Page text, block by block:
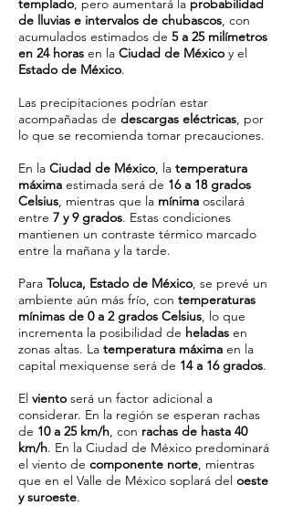
templado, pero aumentará la probabilidad
de lluvias e intervalos de chubascos, con
acumulados estimados de 5 a 25 milímetros
en 24 horas en la Ciudad de México y el
Estado de México.
Las precipitaciones podrían estar
acompañadas de descargas eléctricas, por
lo que se recomienda tomar precauciones.
En la Ciudad de México, la temperatura
máxima estimada será de 16 a 18 grados
Celsius, mientras que la mínima oscilará
entre 7 y 9 grados. Estas condiciones
mantienen un contraste térmico marcado
entre la mañana y la tarde.
Para Toluca, Estado de México, se prevé un
ambiente aún más frío, con temperaturas
mínimas de 0 a 2 grados Celsius, lo que
incrementa la posibilidad de heladas en
zonas altas. La temperatura máxima en la
capital mexiquense será de 14 a 16 grados.
El viento será un factor adicional a
considerar. En la región se esperan rachas
de 10 a 25 km/h, con rachas de hasta 40
km/h. En la Ciudad de México predominará
el viento de componente norte, mientras
que en el Valle de México soplará del oeste
y suroeste.